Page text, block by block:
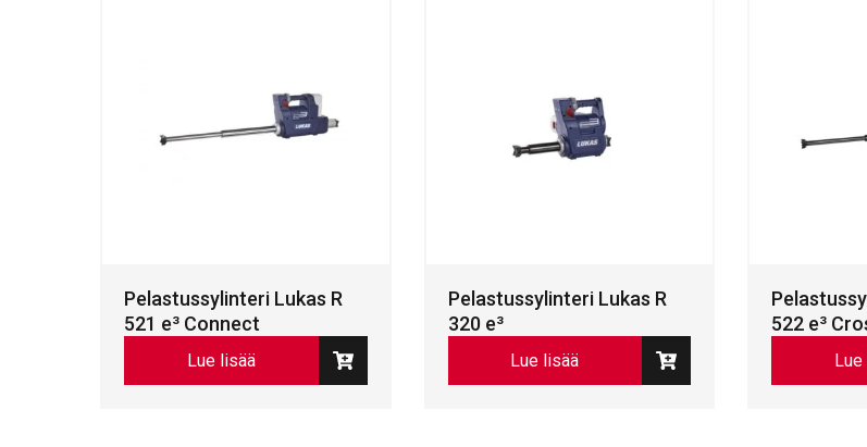
Pelastussylinteri Lukas R
521 e³ Connect
Lue lisää
Pelastussylinteri Lukas R
320 e³
Lue lisää
522 e³